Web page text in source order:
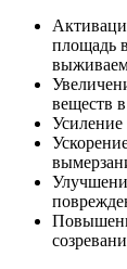
площадь
веществ
Усиление